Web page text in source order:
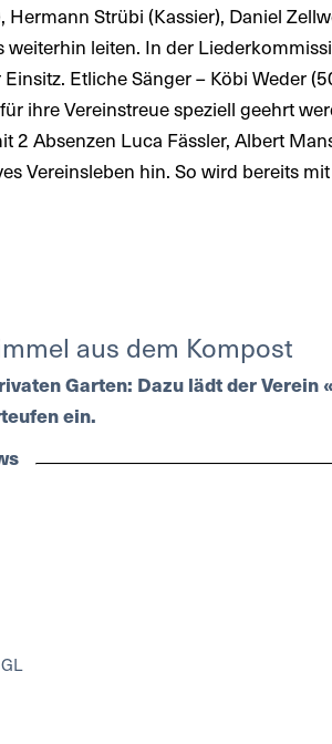
Strübi (Kassier), Daniel
leiten. In der
Etliche Sänger – Köbi Weder
ihre Vereinstreue speziell geehrt
Absenzen Luca Fässler, Albert
Vereinsleben hin. So wird bereits
aus dem Kompost
Garten: Dazu lädt der Verein
ein.